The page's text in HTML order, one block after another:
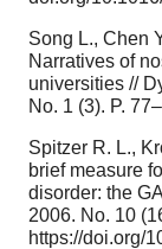
Song L., Chen
Narratives of
universities //
No. 1 (3). P.
Spitzer R. L.,
brief measure
disorder: the
2006. No. 10
https://doi.org/